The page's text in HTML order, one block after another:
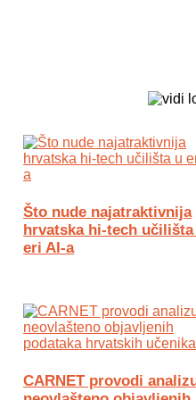
Što nude najatraktivnija
hrvatska hi-tech učilišta
eri AI-a
CARNET provodi